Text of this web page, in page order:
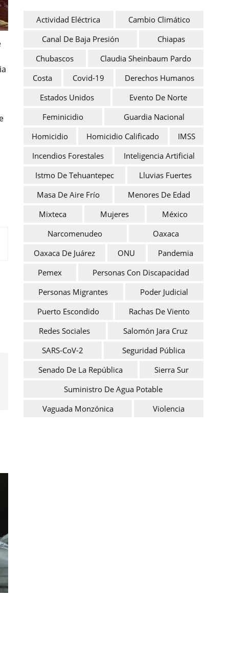
Actividad Eléctrica
Cambio Climático
Canal De Baja Presión
Chiapas
Chubascos
Claudia Sheinbaum Pardo
Costa
Covid-19
Derechos Humanos
Estados Unidos
Evento De Norte
Feminicidio
Guardia Nacional
Homicidio
Homicidio Calificado
IMSS
Incendios Forestales
Inteligencia Artificial
Istmo De Tehuantepec
Lluvias Fuertes
Masa De Aire Frío
Menores De Edad
Mixteca
Mujeres
México
Narcomenudeo
Oaxaca
Oaxaca De Juárez
ONU
Pandemia
Pemex
Personas Con Discapacidad
Personas Migrantes
Poder Judicial
Puerto Escondido
Rachas De Viento
Redes Sociales
Salomón Jara Cruz
SARS-CoV-2
Seguridad Pública
Senado De La República
Sierra Sur
Suministro De Agua Potable
Vaguada Monzónica
Violencia